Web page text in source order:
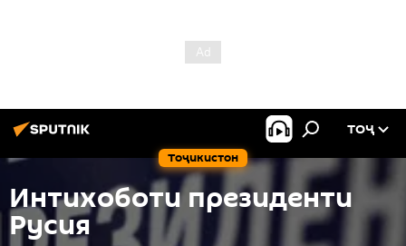
Тоҷикистон
ТОҶ
Интихоботи президенти
Русия